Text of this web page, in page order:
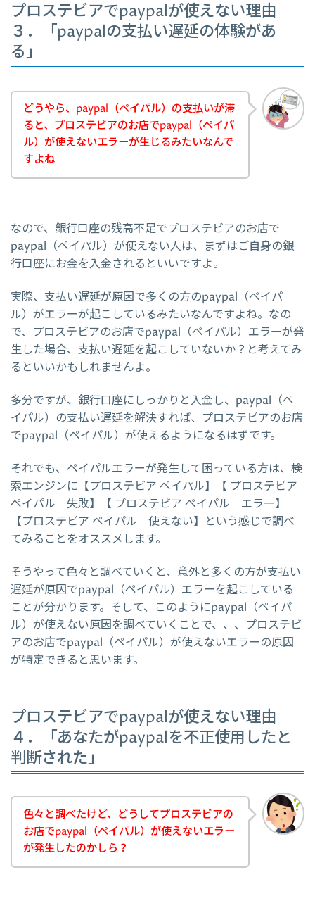
プロステビアでpaypalが使えない理由
３．「paypalの支払い遅延の体験があ
る」
どうやら、paypal（ペイパル）の支払いが滞
ると、プロステビアのお店でpaypal（ペイパ
ル）が使えないエラーが生じるみたいなんで
すよね
なので、銀行口座の残高不足でプロステビアのお店で
paypal（ペイパル）が使えない人は、まずはご自身の銀
行口座にお金を入金されるといいですよ。
実際、支払い遅延が原因で多くの方のpaypal（ペイパ
ル）がエラーが起こしているみたいなんですよね。なの
で、プロステビアのお店でpaypal（ペイパル）エラーが発
生した場合、支払い遅延を起こしていないか？と考えてみ
るといいかもしれませんよ。
多分ですが、銀行口座にしっかりと入金し、paypal（ペ
イパル）の支払い遅延を解決すれば、プロステビアのお店
でpaypal（ペイパル）が使えるようになるはずです。
それでも、ペイパルエラーが発生して困っている方は、検
索エンジンに【プロステビア ペイパル】【 プロステビア
ペイパル 失敗】【 プロステビア ペイパル エラー】
【プロステビア ペイパル 使えない】という感じで調べ
てみることをオススメします。
そうやって色々と調べていくと、意外と多くの方が支払い
遅延が原因でpaypal（ペイパル）エラーを起こしている
ことが分かります。そして、このようにpaypal（ペイパ
ル）が使えない原因を調べていくことで、、、プロステビ
アのお店でpaypal（ペイパル）が使えないエラーの原因
が特定できると思います。
プロステビアでpaypalが使えない理由
４．「あなたがpaypalを不正使用したと
判断された」
色々と調べたけど、どうしてプロステビアの
お店でpaypal（ペイパル）が使えないエラー
が発生したのかしら？